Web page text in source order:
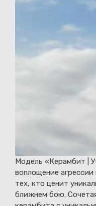
Модель «Керамбит |
воплощение
тех, кто ценит
ближнем бою.